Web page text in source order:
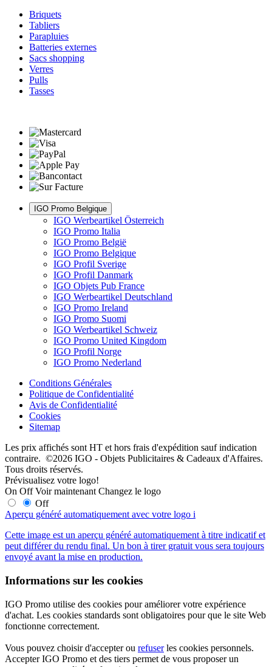
Briquets
Tabliers
Parapluies
Batteries externes
Sacs shopping
Verres
Pulls
Tasses
IGO Promo Belgique
IGO Werbeartikel Österreich
IGO Promo Italia
IGO Promo België
IGO Promo Belgique
IGO Profil Sverige
IGO Profil Danmark
IGO Objets Pub France
IGO Werbeartikel Deutschland
IGO Promo Ireland
IGO Promo Suomi
IGO Werbeartikel Schweiz
IGO Promo United Kingdom
IGO Profil Norge
IGO Promo Nederland
Conditions Générales
Politique de Confidentialité
Avis de Confidentialité
Cookies
Sitemap
Les prix affichés sont HT et hors frais d'expédition sauf indication
contraire. ©2026 IGO - Objets Publicitaires & Cadeaux d'Affaires.
Tous droits réservés.
Prévisualisez votre logo!
On Off Voir maintenant Changez le logo
Off
Aperçu généré automatiquement avec votre logo i
Cette image est un aperçu généré automatiquement à titre indicatif et
peut différer du rendu final. Un bon à tirer gratuit vous sera toujours
envoyé avant la mise en production.
Informations sur les cookies
IGO Promo utilise des cookies pour améliorer votre expérience
d'achat. Les cookies standards sont obligatoires pour que le site Web
fonctionne correctement.
Vous pouvez choisir d'accepter ou refuserles cookies personnels.
Accepter IGO Promo et des tiers permet de vous proposer un